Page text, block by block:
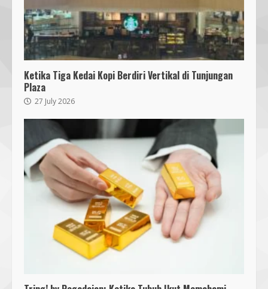
Ketika Tiga Kedai Kopi Berdiri Vertikal di Tunjungan
Plaza
27 July 2026
3
Bukan Sekadar Bersih-Bersih, KKN
UMMAT dan Warga Sesela Perkuat
Ketangguhan Desa dari Risiko
Bencana
18 July 2026
Segini Harga Resmi iPhone 15 di
Indonesia
14 October 2023